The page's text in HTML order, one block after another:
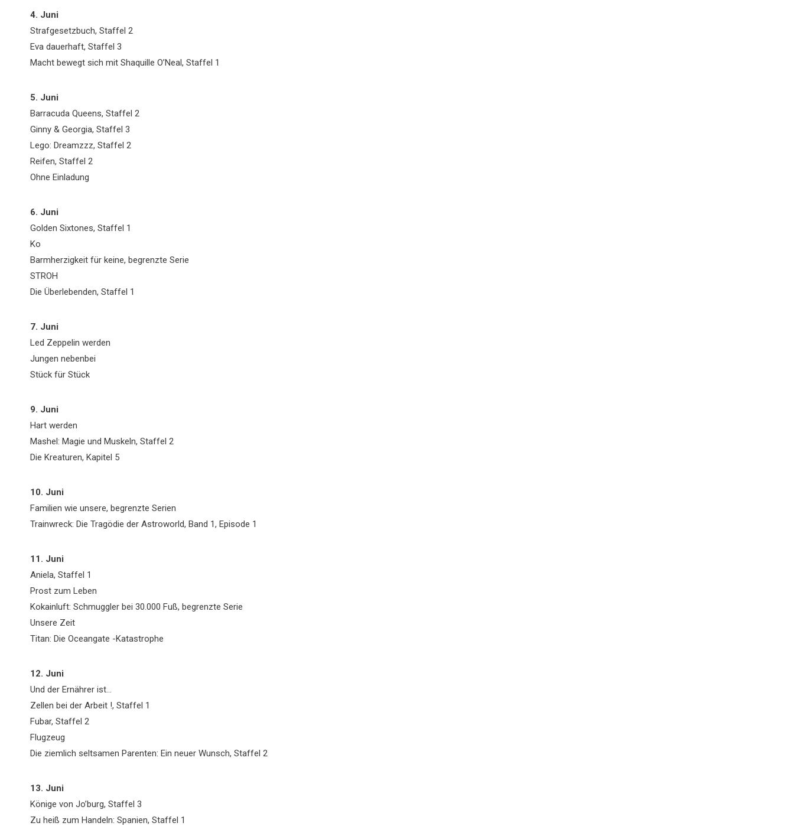
4. Juni
Strafgesetzbuch, Staffel 2
Eva dauerhaft, Staffel 3
Macht bewegt sich mit Shaquille O’Neal, Staffel 1
5. Juni
Barracuda Queens, Staffel 2
Ginny & Georgia, Staffel 3
Lego: Dreamzzz, Staffel 2
Reifen, Staffel 2
Ohne Einladung
6. Juni
Golden Sixtones, Staffel 1
Ko
Barmherzigkeit für keine, begrenzte Serie
STROH
Die Überlebenden, Staffel 1
7. Juni
Led Zeppelin werden
Jungen nebenbei
Stück für Stück
9. Juni
Hart werden
Mashel: Magie und Muskeln, Staffel 2
Die Kreaturen, Kapitel 5
10. Juni
Familien wie unsere, begrenzte Serien
Trainwreck: Die Tragödie der Astroworld, Band 1, Episode 1
11. Juni
Aniela, Staffel 1
Prost zum Leben
Kokainluft: Schmuggler bei 30.000 Fuß, begrenzte Serie
Unsere Zeit
Titan: Die Oceangate -Katastrophe
12. Juni
Und der Ernährer ist…
Zellen bei der Arbeit !, Staffel 1
Fubar, Staffel 2
Flugzeug
Die ziemlich seltsamen Parenten: Ein neuer Wunsch, Staffel 2
13. Juni
Könige von Jo’burg, Staffel 3
Zu heiß zum Handeln: Spanien, Staffel 1